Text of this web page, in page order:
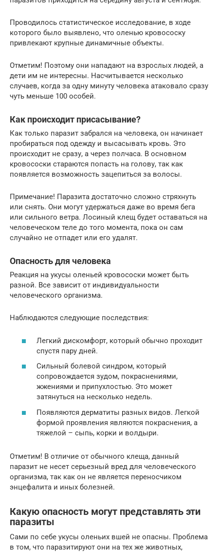
Проводилось статистическое исследование, в ходе
которого было выявлено, что оленью кровососку
привлекают крупные динамичные объекты.
Отметим! Поэтому они нападают на взрослых людей, а
дети им не интересны. Насчитывается несколько
случаев, когда за одну минуту человека атаковало сразу
чуть меньше 100 особей.
Как происходит присасывание?
Как только паразит забрался на человека, он начинает
пробираться под одежду и высасывать кровь. Это
происходит не сразу, а через полчаса. В основном
кровососки стараются попасть на голову, так как
появляется возможность зацепиться за волосы.
Примечание! Паразита достаточно сложно стряхнуть
или снять. Они могут удержаться даже во время бега
или сильного ветра. Лосиный клещ будет оставаться на
человеческом теле до того момента, пока он сам
случайно не отпадет или его удалят.
Опасность для человека
Реакция на укусы оленьей кровососки может быть
разной. Все зависит от индивидуальности
человеческого организма.
Наблюдаются следующие последствия:
Легкий дискомфорт, который обычно проходит
спустя пару дней.
Сильный болевой синдром, который
сопровождается зудом, покраснениями,
жжениями и припухлостью. Это может
затянуться на несколько недель.
Появляются дерматиты разных видов. Легкой
формой проявления являются покраснения, а
тяжелой – сыпь, корки и волдыри.
Отметим! В отличие от обычного клеща, данный
паразит не несет серьезный вред для человеческого
организма, так как он не является переносчиком
энцефалита и иных болезней.
Какую опасность могут представлять эти
паразиты
Сами по себе укусы оленьих вшей не опасны. Проблема
в том, что паразитируют они на тех же животных,